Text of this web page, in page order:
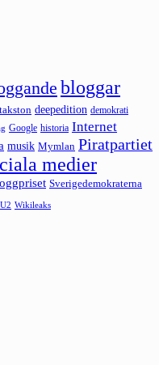
bloggar
deepedition demokrati
Google historia Internet
musik Mymlan Piratpartiet
medier
Sverigedemokraterna
U2 Wikileaks